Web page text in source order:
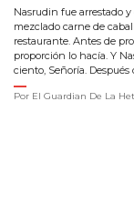
Nasrudin fue arrestado
mezclado carne de
restaurante. Antes de
proporción lo hacía. Y
ciento, Señoría.
Por El Guardian De La